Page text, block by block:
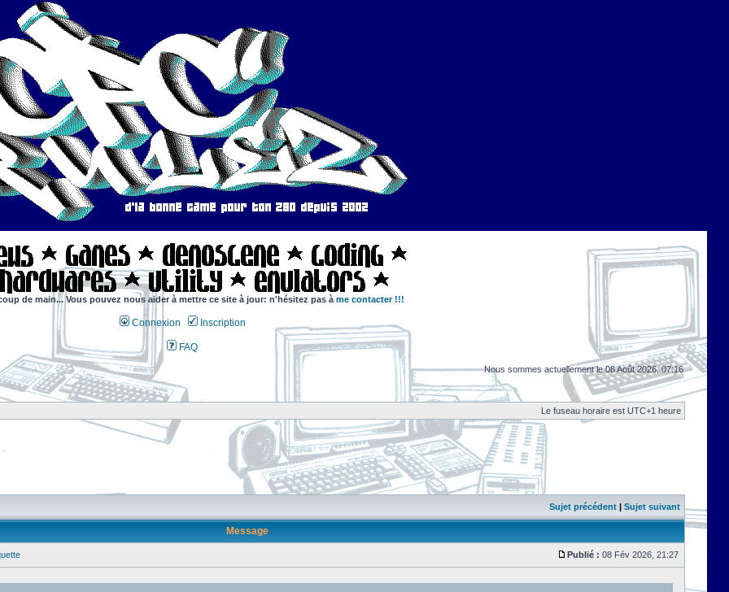
de main... Vous pouvez nous aider à mettre ce site à jour: n'hésitez pas à me contacter !!!
Connexion Inscription
FAQ
Nous sommes actuellement le 08 Août 2026, 07:16
Le fuseau horaire est UTC+1 heure
Sujet précédent | Sujet suivant
Message
Publié : 08 Fév 2026, 21:27